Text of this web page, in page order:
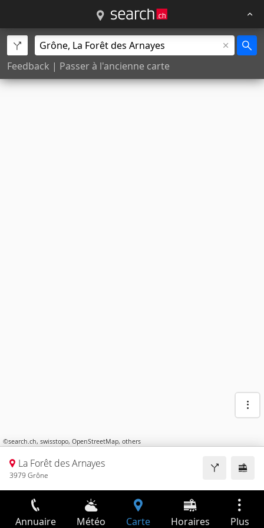
Feedback | Passer à l'ancienne carte
©search.ch, swisstopo, OpenStreetMap, others
La Forêt des Arnayes
3979 Grône
Annuaire Météo Carte Horaires Plus